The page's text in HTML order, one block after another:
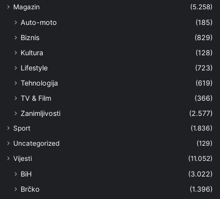
Magazin
(5.258)
Auto-moto
(185)
Biznis
(829)
Kultura
(128)
Lifestyle
(723)
Tehnologija
(619)
TV & Film
(366)
Zanimljivosti
(2.577)
Sport
(1.836)
Uncategorized
(129)
Vijesti
(11.052)
BiH
(3.022)
Brčko
(1.396)